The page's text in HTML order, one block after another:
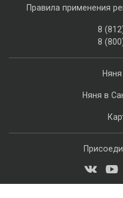
Няня в
Правила применения
8
8